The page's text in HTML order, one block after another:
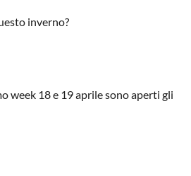
inverno?
week 18 e 19 aprile sono aperti gli